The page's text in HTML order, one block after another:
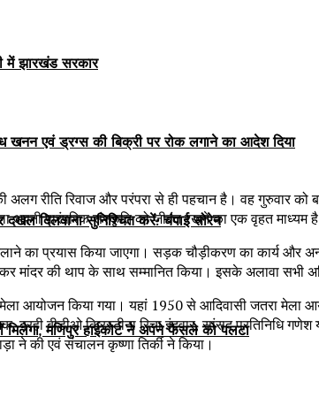
में झारखंड सरकार
खनन एवं ड्रग्स की बिक्री पर रोक लगाने का आदेश दिया
दखल दिलवाना सुनिश्चित करें: चंपाई सोरेन
मिलेगा, मणिपुर हाईकोर्ट ने अपने फैसले को पलटा
अलग रीति रिवाज और परंपरा से ही पहचान है। वह गुरुवार
अपनी पारंपरिक संस्कृति को जीवंत रखने का एक वृहत माध्यम
का प्रयास किया जाएगा। सड़क चौड़ीकरण का कार्य और
मांदर की थाप के साथ सम्मानित किया। इसके अलावा सभी
आयोजन किया गया। यहां 1950 से आदिवासी जतरा मेला
बीडीओ क्रिस्टीना रिचा इंदवार, सांसद प्रतिनिधि
ने की एवं संचालन कृष्णा तिर्की ने किया।